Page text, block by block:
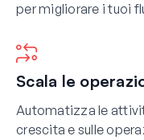
per migliorare i tuoi
Scala le
Automatizza le
crescita e sulle